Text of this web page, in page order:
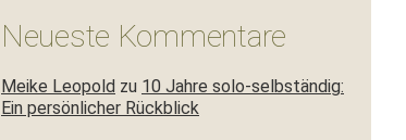
Neueste Kommentare
Meike Leopold zu 10 Jahre solo-selbständig:
Ein persönlicher Rückblick